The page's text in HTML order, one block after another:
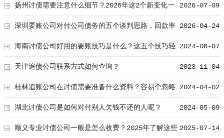
个细节！ 2026-07-09
扬州讨债需要注意什么细节？2026年这2个新变化一
定要了解！ 2026-04-24
深圳要账公司对付公司债务的五个谈判思路，回款率
提高80% 2024-06-07
海南讨债公司好用的要账技巧是什么？这五个技巧轻
松搞定债务问题！ 2023-11-04
天津追债公司联系方式如何查询？
2024-04-02
桂林追账公司在讨债需要准备什么资料？容易个忽略
的五大的资料！ 2024-05-09
湖北讨债公司是如何对付别人欠钱不还的人呢？
2025-07-14
顺义专业讨债公司一般是怎么收费？2025年了解这些